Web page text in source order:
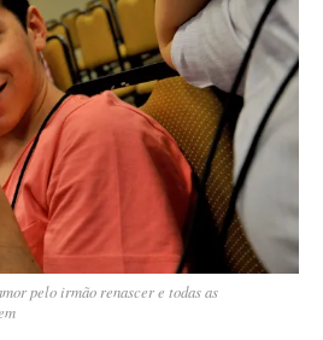
pelo irmão renascer e todas as